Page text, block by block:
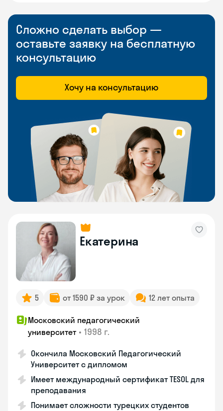
Сложно сделать выбор —
оставьте заявку на бесплатную
консультацию
Хочу на консультацию
Екатерина
5 от 1590 ₽ за урок 12 лет опыта
Московский педагогический
университет • 1998 г.
Окончила Московский Педагогический
Университет с дипломом
Имеет международный сертификат TESOL для
преподавания
Понимает сложности турецких студентов